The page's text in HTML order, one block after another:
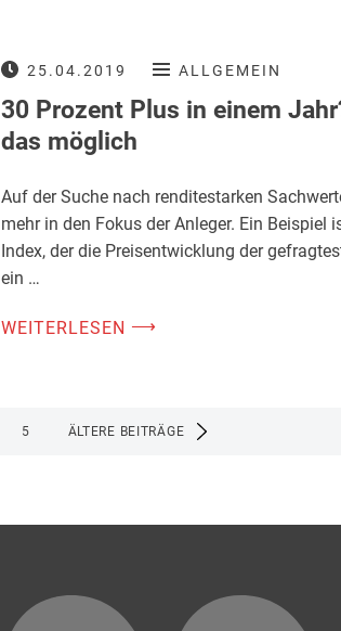
25.04.2019 ALLGEMEIN
30 Prozent Plus in einem
das möglich
Auf der Suche nach renditestarken
mehr in den Fokus der Anleger. Ein Beispiel
Index, der die Preisentwicklung der
ein …
WEITERLESEN ⟶
5 ÄLTERE BEITRÄGE